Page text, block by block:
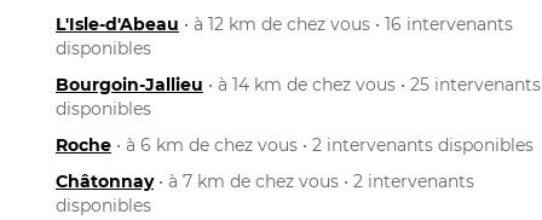
L'Isle-d'Abeau • à 12 km de chez vous • 16 intervenants
disponibles
Bourgoin-Jallieu • à 14 km de chez vous • 25 intervenants
disponibles
Roche • à 6 km de chez vous • 2 intervenants disponibles
Châtonnay• à 7 km de chez vous • 2 intervenants
disponibles